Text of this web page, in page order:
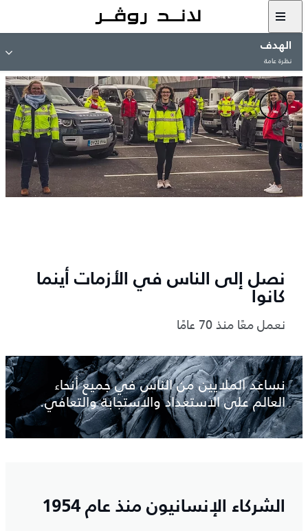
الهدف​
نظرة عامة
نصل إلى الناس في الأزمات أينما
كانوا
نعمل معًا منذ 70 عامًا
نساعد الملايين من الناس في جميع أنحاء
العالم على الاستعداد والاستجابة والتعافي.
الشركاء الإنسانيون منذ عام 1954